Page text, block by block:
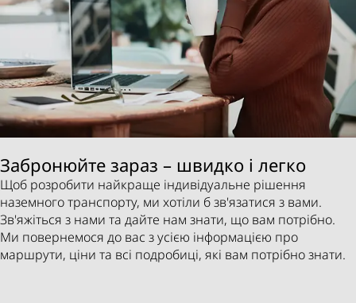
Забронюйте зараз – швидко і легко
Щоб розробити найкраще індивідуальне рішення
наземного транспорту, ми хотіли б зв'язатися з вами.
Зв'яжіться з нами та дайте нам знати, що вам потрібно.
Ми повернемося до вас з усією інформацією про
маршрути, ціни та всі подробиці, які вам потрібно знати.